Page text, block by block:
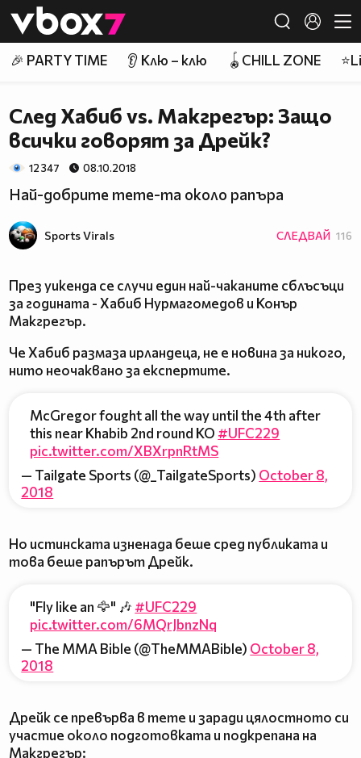
👾
🎉 PARTY TIME 👂 Клю – клю 🪀CHILL ZONE
След Хабиб vs. Макгрегър: Защо
всички говорят за Дрейк?
12 347 08.10.2018
Най-добрите meme-та около рапъра
Sports Virals СЛЕДВАЙ 116
През уикенда се случи един най-чаканите сблъсъци
за годината - Хабиб Нурмагомедов и Конър
Макгрегър.
Че Хабиб размаза ирландеца, не е новина за никого,
нито неочаквано за експертите.
McGregor fought all the way until the 4th after
this near Khabib 2nd round KO #UFC229
pic.twitter.com/XBXrpnRtMS
— Tailgate Sports (@_TailgateSports) October 8,
2018
Но истинската изненада беше сред публиката и
това беше рапърът Дрейк.
"Fly like an 🦅" 🎶 #UFC229
pic.twitter.com/6MQrJbnzNq
— The MMA Bible (@TheMMABible) October 8,
2018
Дрейк се превърва в meme и заради цялостното си
участие около подготовката и подкрепана на
Макгрегър: